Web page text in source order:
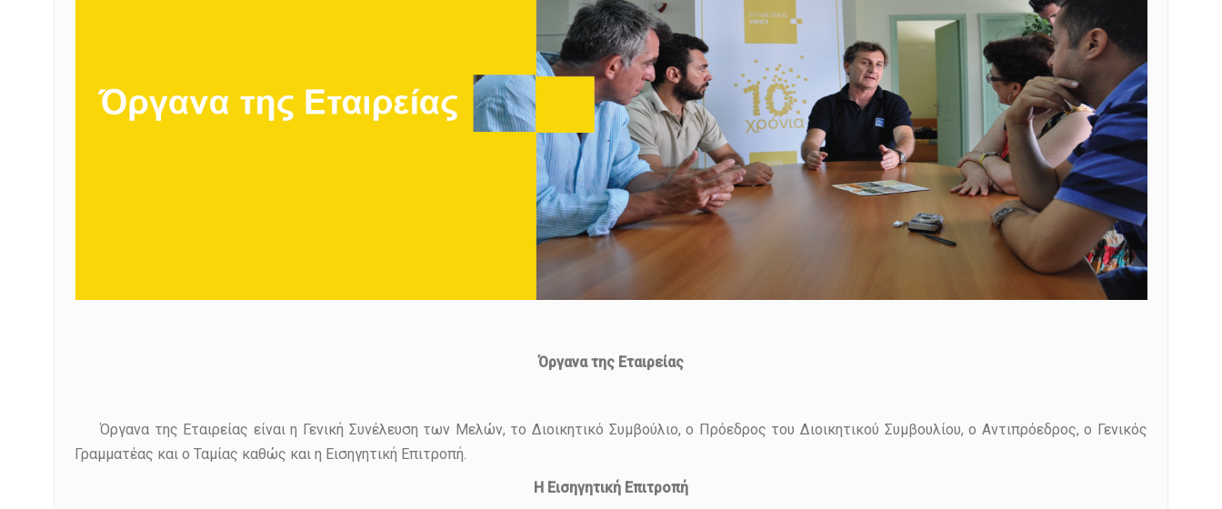
Όργανα της Εταιρείας
Όργανα της Εταιρείας είναι η Γενική Συνέλευση των Μελών, το Διοικητικό Συμβούλιο, ο Πρόεδρος του Διοικητικού Συμβουλίου, ο Αντιπρόεδρος, ο Γενικός
Γραμματέας και ο Ταμίας καθώς και η Εισηγητική Επιτροπή.
Η Εισηγητική Επιτροπή